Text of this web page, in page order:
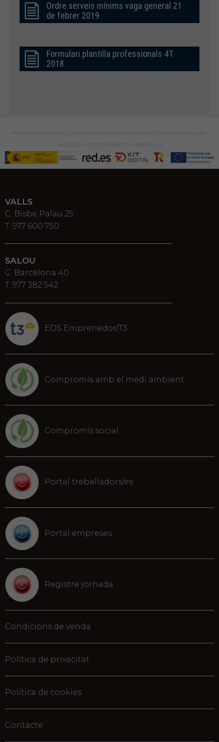
Ordre serveis mínims vaga general 21
de febrer 2019
Formulari plantilla professionals 4T
2018
PROGRAMA KIT DIGITAL COFINANCIADO POR LOS FONDOS NEXT GENERATION (EU) DEL
MECANISMO DE RECUPERACIÓN Y RESILENCIA
VALLS
C. Bisbe Palau 25
T. 977 600 750
SALOU
C. Barcelona 40
T. 977 382 542
EDS Emprenedor/T3
Compromís amb el medi ambient
Compromís social
Portal treballadors/es
Portal empreses
Registre jornada
Condicions de venda
Política de privacitat
Política de cookies
Contacte